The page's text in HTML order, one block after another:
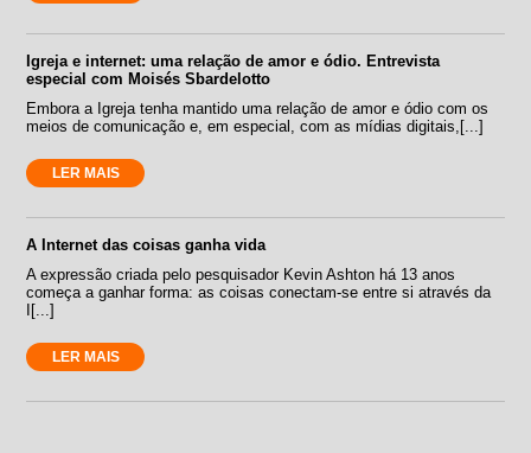
Igreja e internet: uma relação de amor e ódio. Entrevista
especial com Moisés Sbardelotto
Embora a Igreja tenha mantido uma relação de amor e ódio com os
meios de comunicação e, em especial, com as mídias digitais,[...]
LER MAIS
A Internet das coisas ganha vida
A expressão criada pelo pesquisador Kevin Ashton há 13 anos
começa a ganhar forma: as coisas conectam-se entre si através da
I[...]
LER MAIS